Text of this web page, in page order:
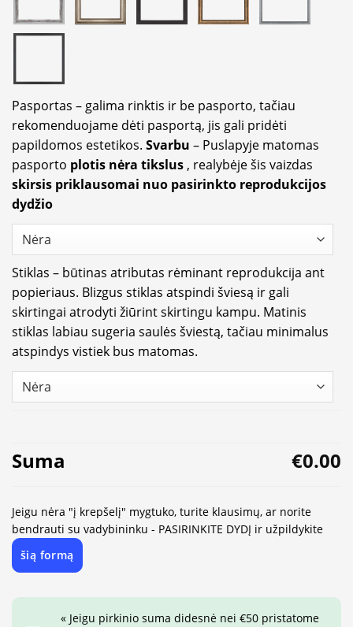
Pasportas – galima rinktis ir be pasporto, tačiau
rekomenduojame dėti pasportą, jis gali pridėti
papildomos estetikos. Svarbu – Puslapyje matomas
pasporto plotis nėra tikslus , realybėje šis vaizdas
skirsis priklausomai nuo pasirinkto reprodukcijos
dydžio
Stiklas – būtinas atributas rėminant reprodukcija ant
popieriaus. Blizgus stiklas atspindi šviesą ir gali
skirtingai atrodyti žiūrint skirtingu kampu. Matinis
stiklas labiau sugeria saulės šviestą, tačiau minimalus
atspindys vistiek bus matomas.
Suma €0.00
Jeigu nėra "į krepšelį" mygtuko, turite klausimų, ar norite
bendrauti su vadybininku - PASIRINKITE DYDĮ ir užpildykite
šią formą
« Jeigu pirkinio suma didesnė nei €50 pristatome